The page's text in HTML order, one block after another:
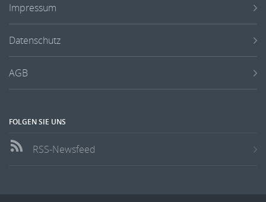
Impressum
Datenschutz
AGB
FOLGEN SIE UNS
RSS-Newsfeed